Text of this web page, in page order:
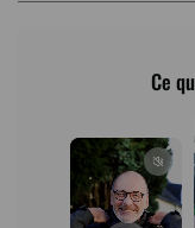
Ce